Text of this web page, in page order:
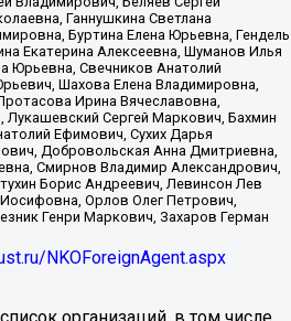
Ганнушкина Светлана
Буртина Елена Юрьевна, Гендель
Екатерина Алексеевна, Шуманов Илья
Юрьевна, Свечников Анатолий
Шахова Елена Владимировна,
Ирина Вячеславовна,
Лукашевский Сергей Маркович, Бахмин
Ефимович, Сухих Дарья
Добровольская Анна Дмитриевна,
Смирнов Владимир Александрович,
Борис Андреевич, Левинсон Лев
Орлов Олег Петрович,
Генри Маркович, Захаров Герман
NKOForeignAgent.aspx